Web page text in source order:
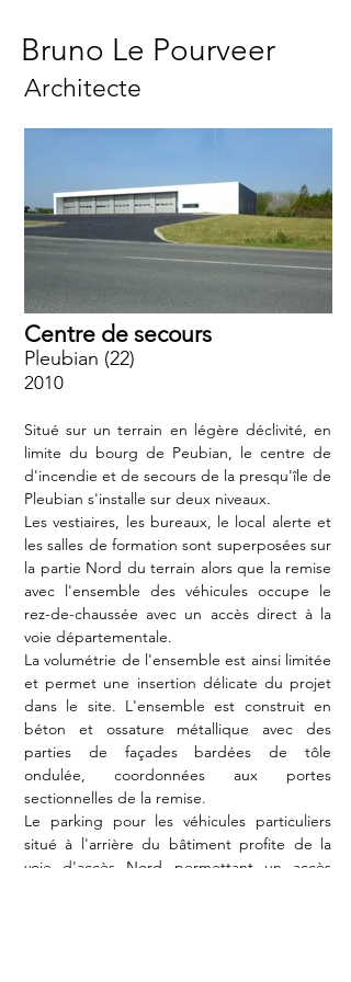
Architecte
Bruno Le Pourveer
Centre de secours
Pleubian (22)
2010
Situé sur un terrain en légère déclivité, en
limite du bourg de Peubian, le centre de
d'incendie et de secours de la presqu'île de
Pleubian s'installe sur deux niveaux.
Les vestiaires, les bureaux, le local alerte et
les salles de formation sont superposées sur
la partie Nord du terrain alors que la remise
avec l'ensemble des véhicules occupe le
rez-de-chaussée avec un accès direct à la
voie départementale.
La volumétrie de l'ensemble est ainsi limitée
et permet une insertion délicate du projet
dans le site. L'ensemble est construit en
béton et ossature métallique avec des
parties de façades bardées de tôle
ondulée, coordonnées aux portes
sectionnelles de la remise.
Le parking pour les véhicules particuliers
situé à l'arrière du bâtiment profite de la
voie d'accès Nord permettant un accès